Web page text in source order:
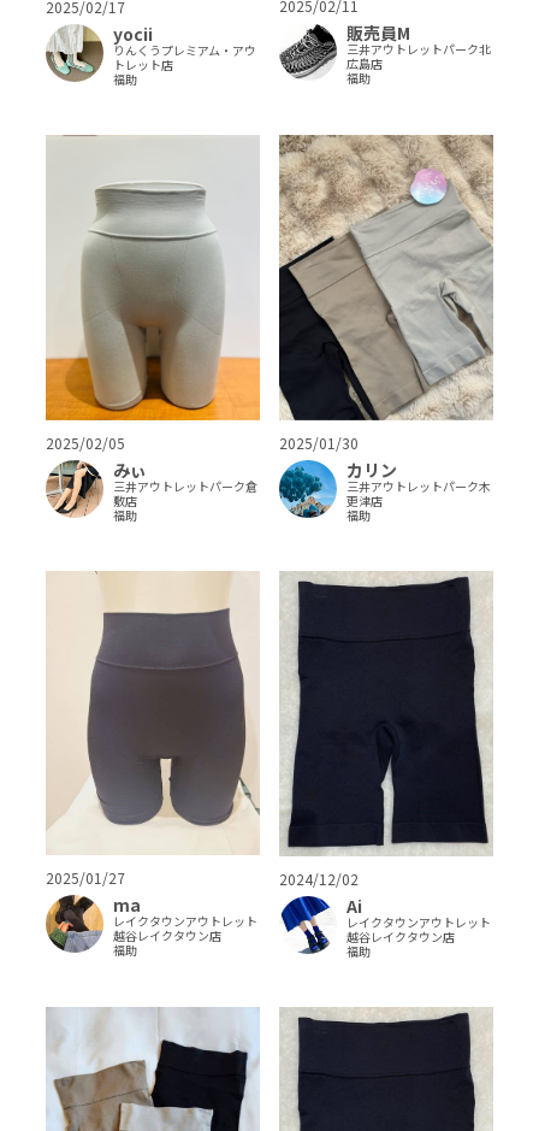
2025/02/17
yocii
りんくうプレミアム・アウ
トレット店
福助
2025/02/11
販売員M
三井アウトレットパーク北
広島店
福助
2025/02/05
みぃ
三井アウトレットパーク倉
敷店
福助
2025/01/30
カリン
三井アウトレットパーク木
更津店
福助
2025/01/27
ma
レイクタウンアウトレット
越谷レイクタウン店
福助
2024/12/02
Ai
レイクタウンアウトレット
越谷レイクタウン店
福助